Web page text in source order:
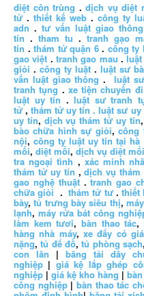
diệt côn trùng .dịch vụ diệt
tử . thiết kế web . công ty
adn .tư vấn luật giao thông
tín . tham tu . tranh gạo
tín .thám tử quận 6. công ty
gao việt .tranh gao mau .
giỏi . công ty luật. luật sư
vấn luật giao thông . luật
tranh tụng . xe tiện chuyến
luật uy tín .luật sư tranh
tử ,thám tử uy tín . luật sư uy
uy tín, dịch vụ thám tử uy tín
bào chữa hình sự giỏi,công
nội,công ty luật uy tín tại hà
mối,diệt mối,dịch vụ diệt mối
tra ngoại tình , xác minh
thám tử uy tín ,dịch vụ
gao nghệ thuật.tranh gao
chữa giỏi .thám tử tư.thiết
bày,tủ trưng bày siêu thị,
lạnh, máy rửa bát công
làm kem tươi,bàn thao tác,
hàng nhà máy, xe đẩy có
nặng,tủ để đồ,tủ phòng sạch,
con lăn | băng tải dây
nghiệp | giá kệ lắp ghép
nghiệp |giá kệ kho hàng |
công nghiệp|bàn thao tác